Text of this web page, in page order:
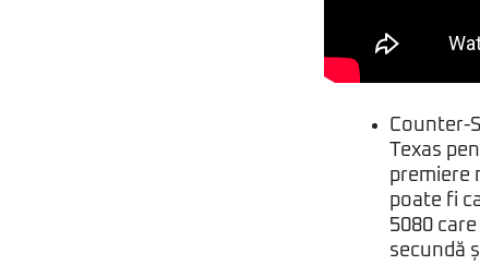
Counter-
Texas
premiere
poate fi
5080
secundă